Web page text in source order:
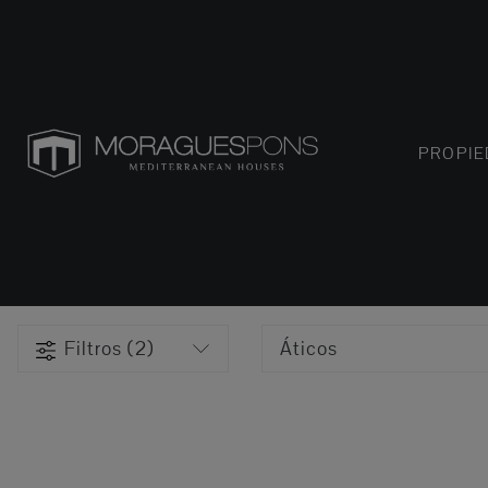
Filtros (2) Áticos